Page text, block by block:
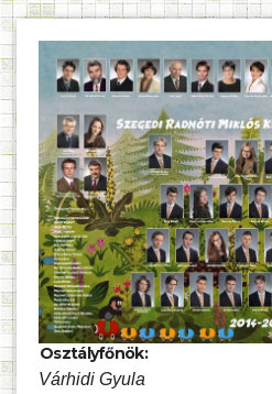
Osztályfőnök:
Várhidi Gyula